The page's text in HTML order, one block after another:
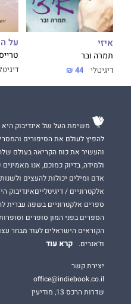
איזי
תמרה ובר
דיגיטלי 44 ₪
על
משימת העל של אינדיבוק
להפיץ לעולם את הסיפורים
והעשיר את כוח הקריאה בעולם
ולמידה, בדיוק כמוכם, אנו
אדם ומילים יכולות להעצים
אלקטרוניים /
ספרים אלקטרוניים בשפה
הספרים בפני המון סופרים
הקוראים הישראלים לעוד מבחר
וז'אנרים.
קרא עוד
יצירת קשר
office@indiebook.co.il
שדרות הרכס 13, מודיעין